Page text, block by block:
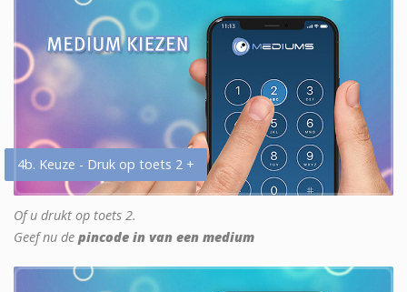
4b. Keuze - Druk op toets 2 +
Of u drukt op toets 2.
Geef nu de pincode in van een medium